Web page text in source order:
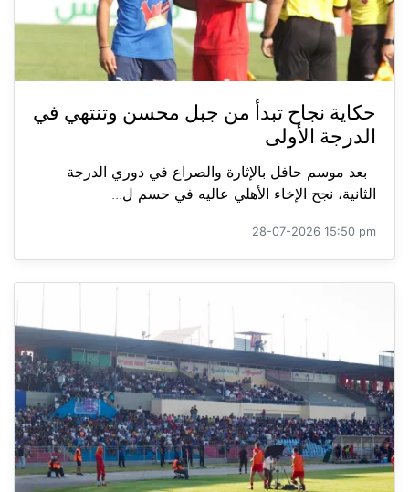
حكاية نجاح تبدأ من جبل محسن وتنتهي في
الدرجة الأولى
بعد موسم حافل بالإثارة والصراع في دوري الدرجة
الثانية، نجح الإخاء الأهلي عاليه في حسم ل...
28-07-2026 15:50 pm